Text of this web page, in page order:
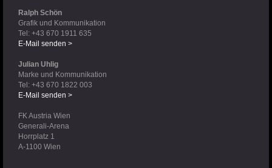
Ralph Schön
Grafik und Kommunikation
Tel: +43 670 1911 635
E-Mail senden >
Julian Uhlig
Marke und Kommunikation
Tel: +43 670 1822 003
E-Mail senden >
FK Austria Wien
Generali-Arena
Horrplatz 1
A-1100 Wien